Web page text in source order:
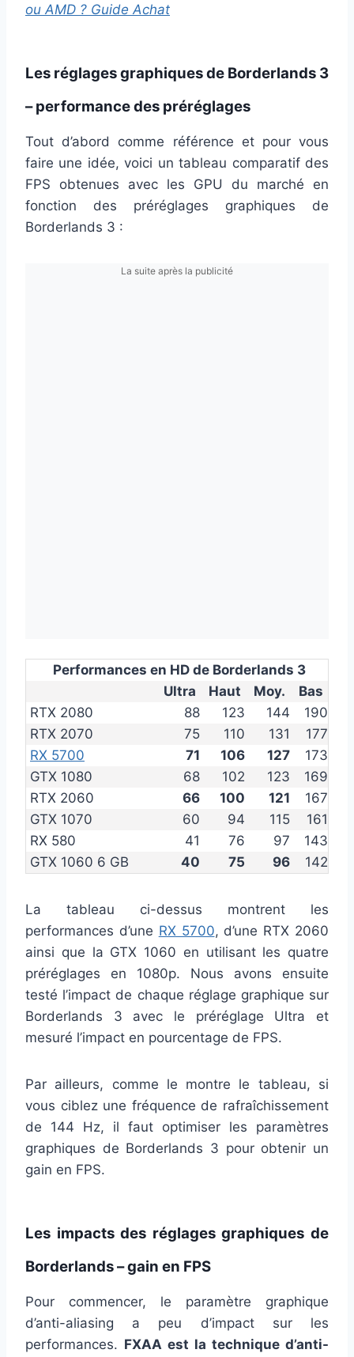
ou AMD ? Guide Achat
Les réglages graphiques de Borderlands 3
– performance des préréglages
Tout d’abord comme référence et pour vous
faire une idée, voici un tableau comparatif des
FPS obtenues avec les GPU du marché en
fonction des préréglages graphiques de
Borderlands 3 :
La suite après la publicité
Performances en HD de Borderlands 3
Ultra
Haut Moy.
Bas
RTX 2080
88 123 144
190
RTX 2070
75 110 131
177
RX 5700
71 106 127
173
GTX 1080
68 102 123
169
RTX 2060
66 100 121
167
GTX 1070
60 94 115
161
RX 580
41 76 97
143
GTX 1060 6 GB
40 75 96 142
La tableau ci-dessus montrent les
performances d’une RX 5700, d’une RTX 2060
ainsi que la GTX 1060 en utilisant les quatre
préréglages en 1080p. Nous avons ensuite
testé l’impact de chaque réglage graphique sur
Borderlands 3 avec le préréglage Ultra et
mesuré l’impact en pourcentage de FPS.
Par ailleurs, comme le montre le tableau, si
vous ciblez une fréquence de rafraîchissement
de 144 Hz, il faut optimiser les paramètres
graphiques de Borderlands 3 pour obtenir un
gain en FPS.
Les impacts des réglages graphiques de
Borderlands – gain en FPS
Pour commencer, le paramètre graphique
d’anti-aliasing a peu d’impact sur les
performances. FXAA est la technique d’anti-